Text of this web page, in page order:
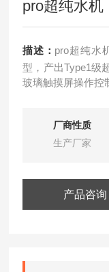
pro超纯水机
描述： pro超纯水
型，产出Type1级
玻璃触摸屏操作控
厂商性质
生产厂家
产品咨询